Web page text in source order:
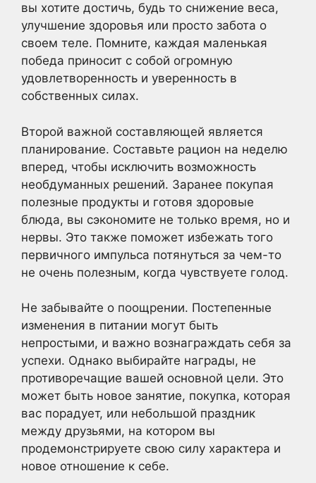
вы хотите достичь, будь то снижение веса,
улучшение здоровья или просто забота о
своем теле. Помните, каждая маленькая
победа приносит с собой огромную
удовлетворенность и уверенность в
собственных силах.
Второй важной составляющей является
планирование. Составьте рацион на неделю
вперед, чтобы исключить возможность
необдуманных решений. Заранее покупая
полезные продукты и готовя здоровые
блюда, вы сэкономите не только время, но и
нервы. Это также поможет избежать того
первичного импульса потянуться за чем-то
не очень полезным, когда чувствуете голод.
Не забывайте о поощрении. Постепенные
изменения в питании могут быть
непростыми, и важно вознаграждать себя за
успехи. Однако выбирайте награды, не
противоречащие вашей основной цели. Это
может быть новое занятие, покупка, которая
вас порадует, или небольшой праздник
между друзьями, на котором вы
продемонстрируете свою силу характера и
новое отношение к себе.